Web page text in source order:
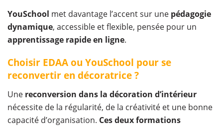
YouSchool met davantage l’accent sur une pédagogie
dynamique, accessible et flexible, pensée pour un
apprentissage rapide en ligne.
Choisir EDAA ou YouSchool pour se
reconvertir en décoratrice ?
Une reconversion dans la décoration d’intérieur
nécessite de la régularité, de la créativité et une bonne
capacité d’organisation. Ces deux formations